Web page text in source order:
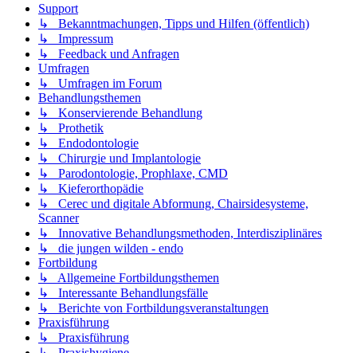
Support
↳ Bekanntmachungen, Tipps und Hilfen (öffentlich)
↳ Impressum
↳ Feedback und Anfragen
Umfragen
↳ Umfragen im Forum
Behandlungsthemen
↳ Konservierende Behandlung
↳ Prothetik
↳ Endodontologie
↳ Chirurgie und Implantologie
↳ Parodontologie, Prophlaxe, CMD
↳ Kieferorthopädie
↳ Cerec und digitale Abformung, Chairsidesysteme,
Scanner
↳ Innovative Behandlungsmethoden, Interdisziplinäres
↳ die jungen wilden - endo
Fortbildung
↳ Allgemeine Fortbildungsthemen
↳ Interessante Behandlungsfälle
↳ Berichte von Fortbildungsveranstaltungen
Praxisführung
↳ Praxisführung